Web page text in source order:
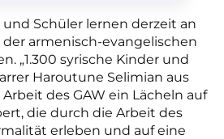
und Schüler lernen derzeit an
armenisch-evangelischen
„1.300 syrische Kinder und
Haroutune Selimian aus
des GAW ein Lächeln auf
die durch die Arbeit des
erleben und auf eine